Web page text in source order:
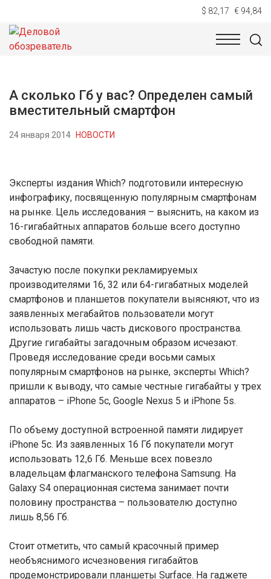
$ 82,17 € 94,84
НОВОСТИ
А сколько Гб у вас? Определен самый
вместительный смартфон
24 января 2014 НОВОСТИ
Эксперты издания Which? подготовили интересную
инфографику, посвященную популярным смартфонам
на рынке. Цель исследования – выяснить, на каком из
16-гигабайтных аппаратов больше всего доступно
свободной памяти.
Зачастую после покупки рекламируемых
производителями 16, 32 или 64-гигабатных моделей
смартфонов и планшетов покупатели выясняют, что из
заявленных мегабайтов пользователи могут
использовать лишь часть дискового пространства.
Другие гигабайты загадочным образом исчезают.
Проведя исследование среди восьми самых
популярным смартфонов на рынке, эксперты Which?
пришли к выводу, что самые честные гигабайты у трех
аппаратов – iPhone 5c, Google Nexus 5 и iPhone 5s.
По объему доступной встроенной памяти лидирует
iPhone 5c. Из заявленных 16 Гб покупатели могут
использовать 12,6 Гб. Меньше всех повезло
владельцам флагманского телефона Samsung. На
Galaxy S4 операционная система занимает почти
половину пространства – пользователю доступно
лишь 8,56 Гб.
Стоит отметить, что самый красочный пример
необъяснимого исчезновения гигабайтов
продемонстрировали планшеты Surface. На гаджете